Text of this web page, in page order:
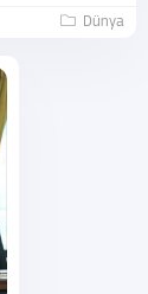
Dünya